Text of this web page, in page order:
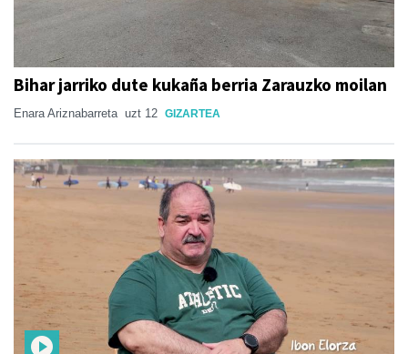
Bihar jarriko dute kukaña berria Zarauzko moilan
Enara Ariznabarreta uzt 12 GIZARTEA